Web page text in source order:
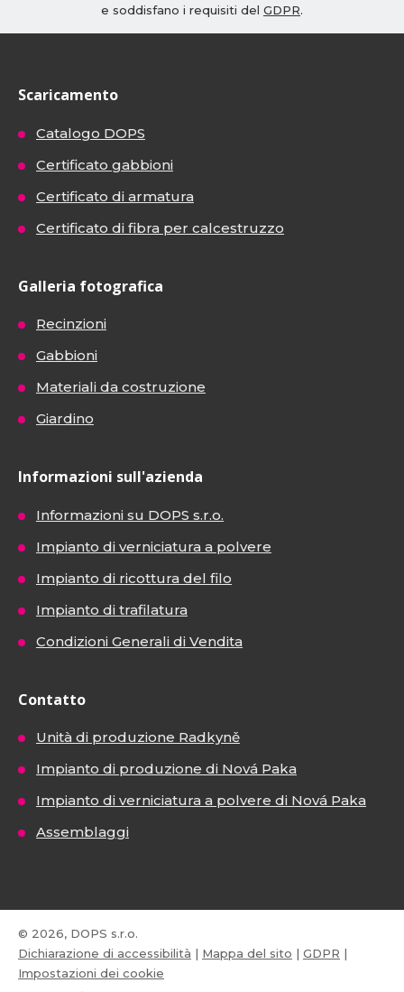
e soddisfano i requisiti del GDPR.
Scaricamento
Catalogo DOPS
Certificato gabbioni
Certificato di armatura
Certificato di fibra per calcestruzzo
Galleria fotografica
Recinzioni
Gabbioni
Materiali da costruzione
Giardino
Informazioni sull'azienda
Informazioni su DOPS s.r.o.
Impianto di verniciatura a polvere
Impianto di ricottura del filo
Impianto di trafilatura
Condizioni Generali di Vendita
Contatto
Unità di produzione Radkyně
Impianto di produzione di Nová Paka
Impianto di verniciatura a polvere di Nová Paka
Assemblaggi
© 2026, DOPS s.r.o.
Dichiarazione di accessibilità | Mappa del sito | GDPR |
Impostazioni dei cookie